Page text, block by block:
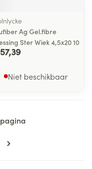
Ag Gel.fibre
Ster Wiek 4,5x20 10
Niet beschikbaar
pagina